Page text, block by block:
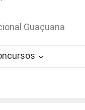
Guaçuana